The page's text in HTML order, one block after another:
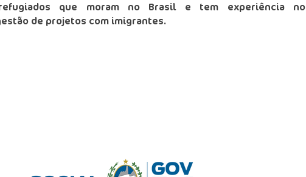
que moram no Brasil e tem experiência no
de projetos com imigrantes.